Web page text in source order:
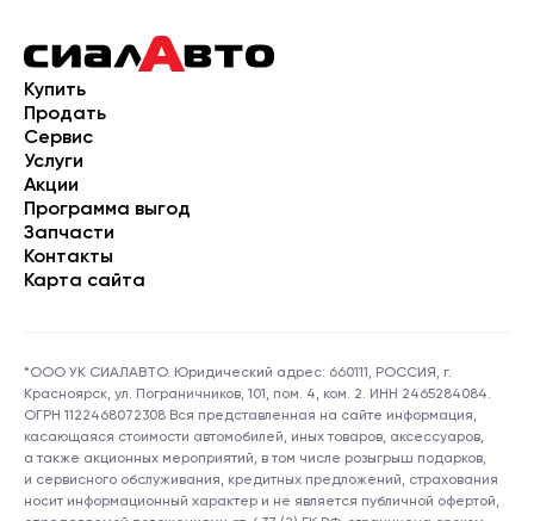
Купить
Продать
Сервис
Услуги
Акции
Программа выгод
Запчасти
Контакты
Карта сайта
*ООО УК СИАЛАВТО. Юридический адрес: 660111, РОССИЯ, г.
Красноярск, ул. Пограничников, 101, пом. 4, ком. 2. ИНН 2465284084.
ОГРН 1122468072308 Вся представленная на сайте информация,
касающаяся стоимости автомобилей, иных товаров, аксессуаров,
а также акционных мероприятий, в том числе розыгрыш подарков,
и сервисного обслуживания, кредитных предложений, страхования
носит информационный характер и не является публичной офертой,